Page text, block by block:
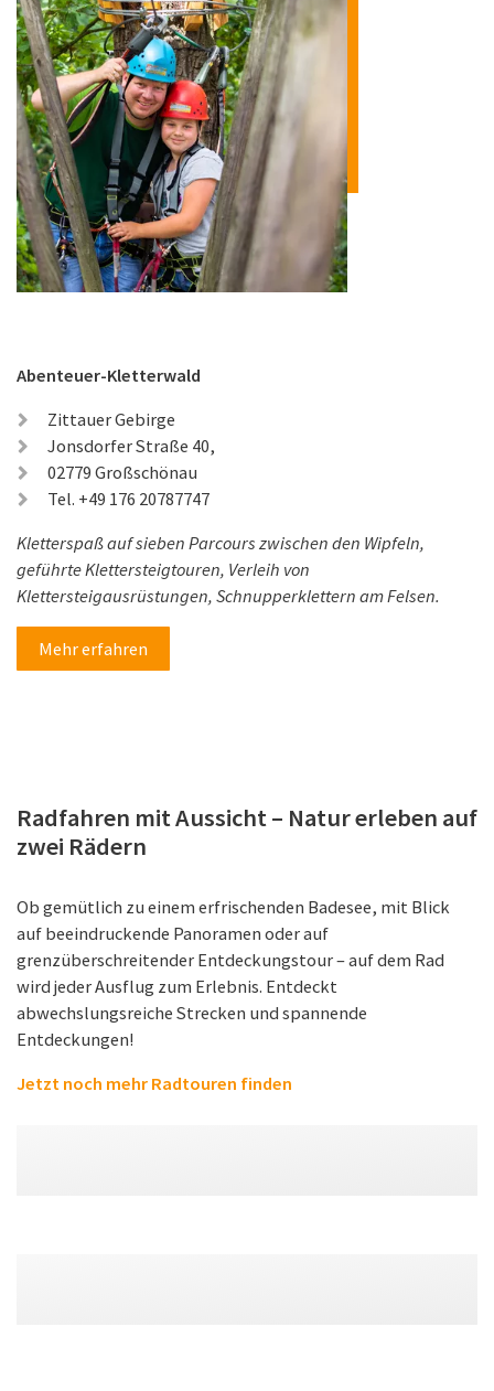
Abenteuer-Kletterwald
Zittauer Gebirge
Jonsdorfer Straße 40,
02779 Großschönau
Tel. +49 176 20787747
Kletterspaß auf sieben Parcours zwischen den Wipfeln,
geführte Klettersteigtouren, Verleih von
Klettersteigausrüstungen, Schnupperklettern am Felsen.
Mehr erfahren
Radfahren mit Aussicht – Natur erleben auf
zwei Rädern
Ob gemütlich zu einem erfrischenden Badesee, mit Blick
auf beeindruckende Panoramen oder auf
grenzüberschreitender Entdeckungstour – auf dem Rad
wird jeder Ausflug zum Erlebnis. Entdeckt
abwechslungsreiche Strecken und spannende
Entdeckungen!
Jetzt noch mehr Radtouren finden